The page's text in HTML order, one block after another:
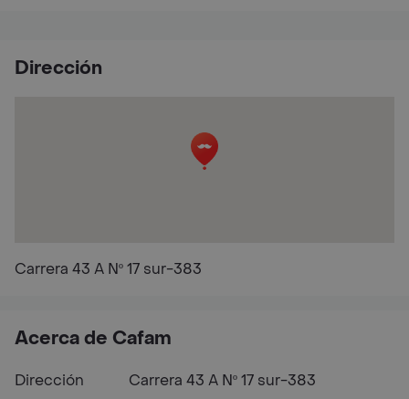
Dirección
Carrera 43 A Nº 17 sur-383
Acerca de Cafam
Dirección Carrera 43 A Nº 17 sur-383